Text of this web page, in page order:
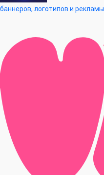
баннеров, логотипов и рекламы